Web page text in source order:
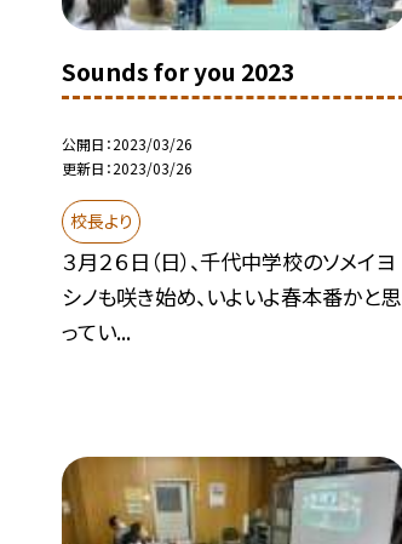
Sounds for you 2023
公開日 2023/03/26
更新日 2023/03/26
校長より
３月２６日（日）、千代中学校のソメイヨ
シノも咲き始め、いよいよ春本番かと思
ってい...